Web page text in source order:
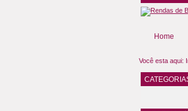
Home
Você esta aqui: